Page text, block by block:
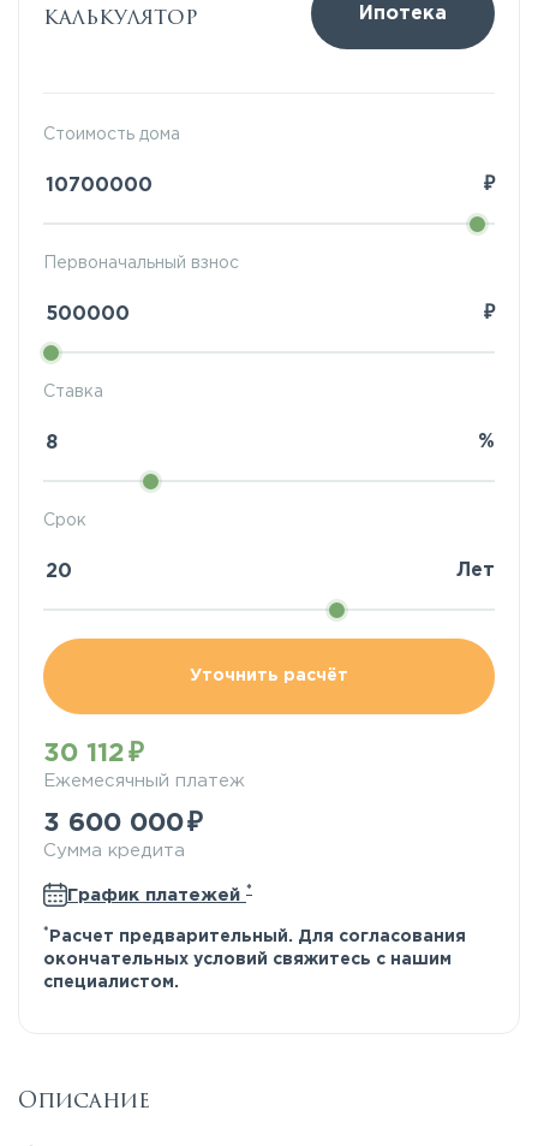
калькулятор
Ипотека
Стоимость дома
₽
Ставка
%
Первоначальный взнос
₽
Срок
Лет
Уточнить расчёт
30 112
Ежемесячный платеж
3 600 000
Сумма кредита
График платежей *
* Расчет предварительный. Для согласования
окончательных условий свяжитесь с нашим
специалистом.
Описание